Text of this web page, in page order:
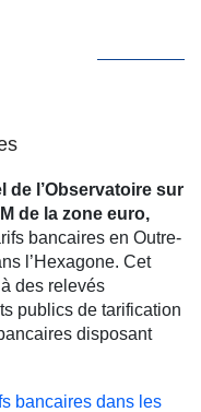
de l’Observatoire sur
de la zone euro,
bancaires en Outre-
l’Hexagone. Cet
des relevés
publics de tarification
disposant
bancaires dans les